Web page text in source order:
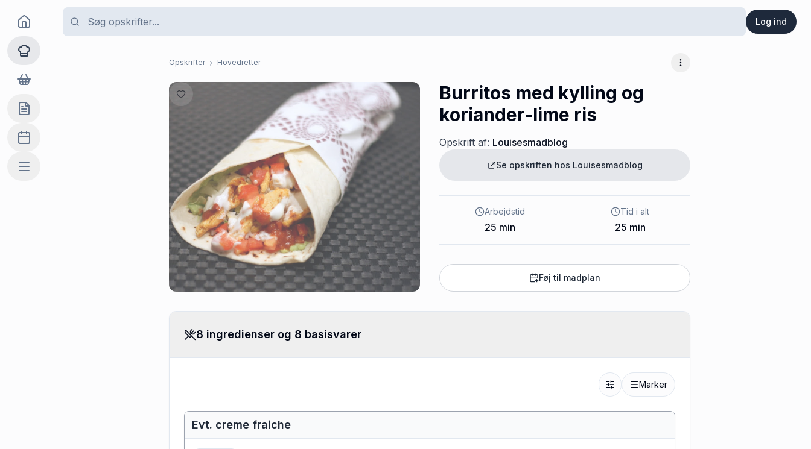
Log ind
Goma
Opskrifter
Dagligvarer
Indkøbslisten
Madplan
Mere
Opskrifter Hovedretter Flere muligheder
Burritos med kylling og
koriander-lime ris
Opskrift af: Louisesmadblog
Se opskriften hos Louisesmadblog
Arbejdstid
25 min
Tid i alt
25 min
Føj til madplan
8 ingredienser og 8 basisvarer
Marker
Evt. creme fraiche